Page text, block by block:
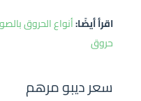
اقرأ أيضًا:أنواع الحروق
حروق
سعر ديبو مرهم